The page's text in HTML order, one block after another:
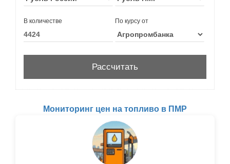
В количестве По курсу от
Мониторинг цен на топливо в ПМР